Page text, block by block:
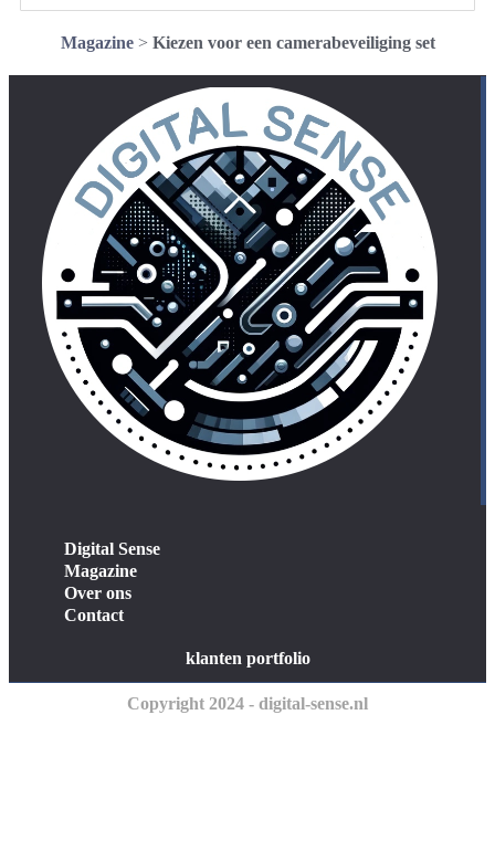
Magazine> Kiezen voor een camerabeveiliging set
Digital Sense
Magazine
Over ons
Contact
klanten portfolio
Copyright 2024 - digital-sense.nl